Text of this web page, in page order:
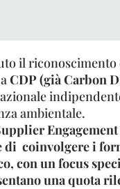
il riconoscimento
CDP (già Carbon
ambientale.
di coinvolgere i
con un focus
una quota